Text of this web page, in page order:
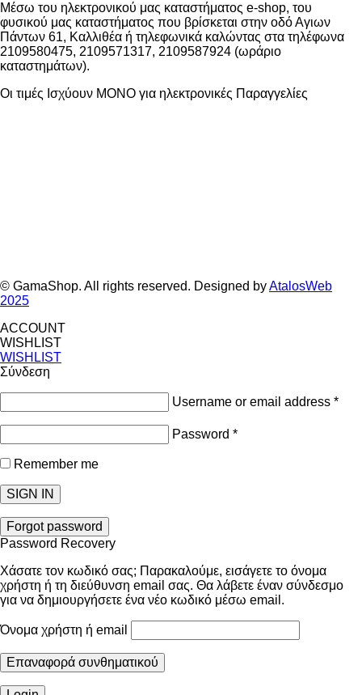
Μέσω του ηλεκτρονικού μας καταστήματος e-shop, του
φυσικού μας καταστήματος που βρίσκεται στην οδό Αγιων
Πάντων 61, Καλλιθέα ή τηλεφωνικά καλώντας στα τηλέφωνα
2109580475, 2109571317, 2109587924 (ωράριο
καταστημάτων).
Οι τιμές Ισχύουν ΜΟΝΟ για ηλεκτρονικές Παραγγελίες
© GamaShop. All rights reserved. Designed byAtalosWeb
2025
ACCOUNT
WISHLIST
WISHLIST
Σύνδεση
Username or email address *
Password *
Remember me
SIGN IN
Forgot password
Password Recovery
Χάσατε τον κωδικό σας; Παρακαλούμε, εισάγετε το όνομα
χρήστη ή τη διεύθυνση email σας. Θα λάβετε έναν σύνδεσμο
για να δημιουργήσετε ένα νέο κωδικό μέσω email.
Όνομα χρήστη ή email
Επαναφορά συνθηματικού